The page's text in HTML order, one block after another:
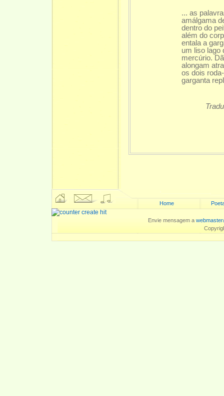
... as
amálgama
dentro do
além do
entala a
um liso lago
mercúrio.
alongam
os dois
garganta
Home
Envie mensagem a